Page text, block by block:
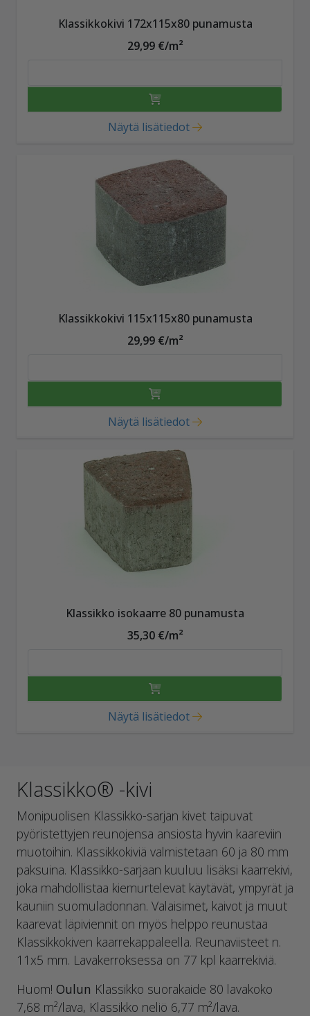
Klassikkokivi 172x115x80 punamusta
29,99 €/m²
Näytä lisätiedot
Klassikkokivi 115x115x80 punamusta
29,99 €/m²
Näytä lisätiedot
Klassikko isokaarre 80 punamusta
35,30 €/m²
Näytä lisätiedot
Klassikko® -kivi
Monipuolisen Klassikko-sarjan kivet taipuvat
pyöristettyjen reunojensa ansiosta hyvin kaareviin
muotoihin. Klassikkokiviä valmistetaan 60 ja 80 mm
paksuina. Klassikko-sarjaan kuuluu lisäksi kaarrekivi,
joka mahdollistaa kiemurtelevat käytävät, ympyrät ja
kauniin suomuladonnan. Valaisimet, kaivot ja muut
kaarevat läpiviennit on myös helppo reunustaa
Klassikkokiven kaarrekappaleella. Reunaviisteet n.
11x5 mm. Lavakerroksessa on 77 kpl kaarrekiviä.
Huom! Oulun Klassikko suorakaide 80 lavakoko
7,68 m²/lava, Klassikko neliö 6,77 m²/lava.